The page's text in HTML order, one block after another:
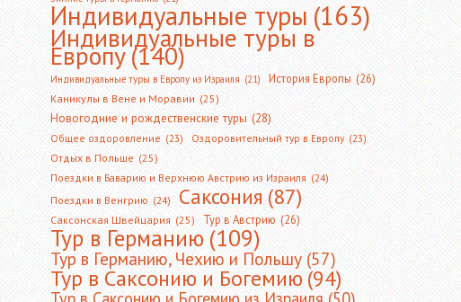
Индивидуальные туры(163)
Индивидуальные туры в
Европу(140)
Индивидуальные туры в Европу из Израиля (21) История Европы (26)
Каникулы в Вене и Моравии (25)
Новогодние и рождественские туры (28)
Общее оздоровление (23) Оздоровительный тур в Европу (23)
Отдых в Польше (25)
Поездки в Баварию и Верхнюю Австрию из Израиля (24)
Поездки в Венгрию (24) Саксония (87)
Саксонская Швейцария (25) Тур в Австрию (26)
Тур в Германию(109)
Тур в Германию, Чехию и Польшу (57)
Тур в Саксонию и Богемию(94)